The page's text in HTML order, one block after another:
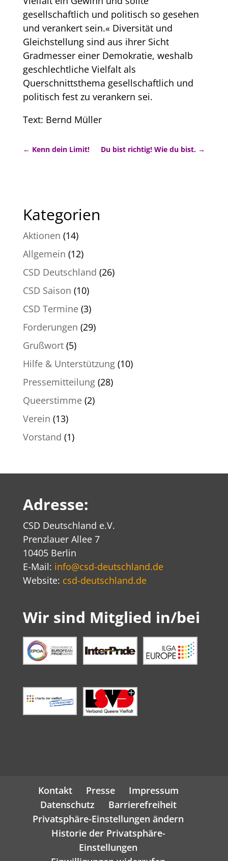
gesellschaftlich und politisch so gesehen
und verankert sein.« Diversität und
Gleichstellung sind aus ihrer Sicht
Gradmesser einer Demokratie, weshalb
geschlechtliche Vielfalt als
Querschnittsthema gesellschaftlich und
politisch fest zu verankern sei.
Text: Bernd Müller
← Kenn dein Limit! Du bist richtig! Wie du bist. →
Kategorien
Aktionen (14)
Allgemein (12)
CSD Deutschland (26)
CSD Saison (10)
CSD Termine(3)
Forderungen (29)
Grußwort(5)
Hilfe & Unterstützung(10)
Pressemitteilung(28)
Queerstimme(2)
Verein (13)
Vorstand (1)
Adresse:
CSD Deutschland e.V.
Prenzlauer Allee 7
10405 Berlin
E-Mail: info@csd-deutschland.de
Website: csd-deutschland.de
Wir sind Mitglied in/bei
Kontakt Presse
Impressum
Datenschutz
Barrierefreiheit
Privatsphäre-Einstellungen ändern
Historie der Privatsphäre-
Einstellungen